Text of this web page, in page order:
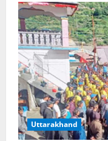
की
हत्या
के
बाद
अब
ससुर
का
कत्ल:
प्रेमी
संग
रची
साजिश,
खेत
में
फेंका
शव
Uttarakhand